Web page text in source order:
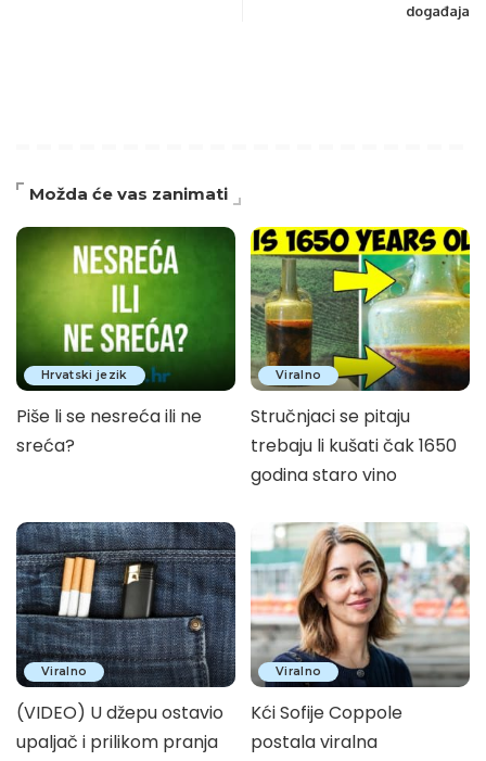
događaja
Možda će vas zanimati
Hrvatski jezik
Piše li se nesreća ili ne
sreća?
Viralno
Stručnjaci se pitaju
trebaju li kušati čak 1650
godina staro vino
Viralno
(VIDEO) U džepu ostavio
upaljač i prilikom pranja
Viralno
Kći Sofije Coppole
postala viralna